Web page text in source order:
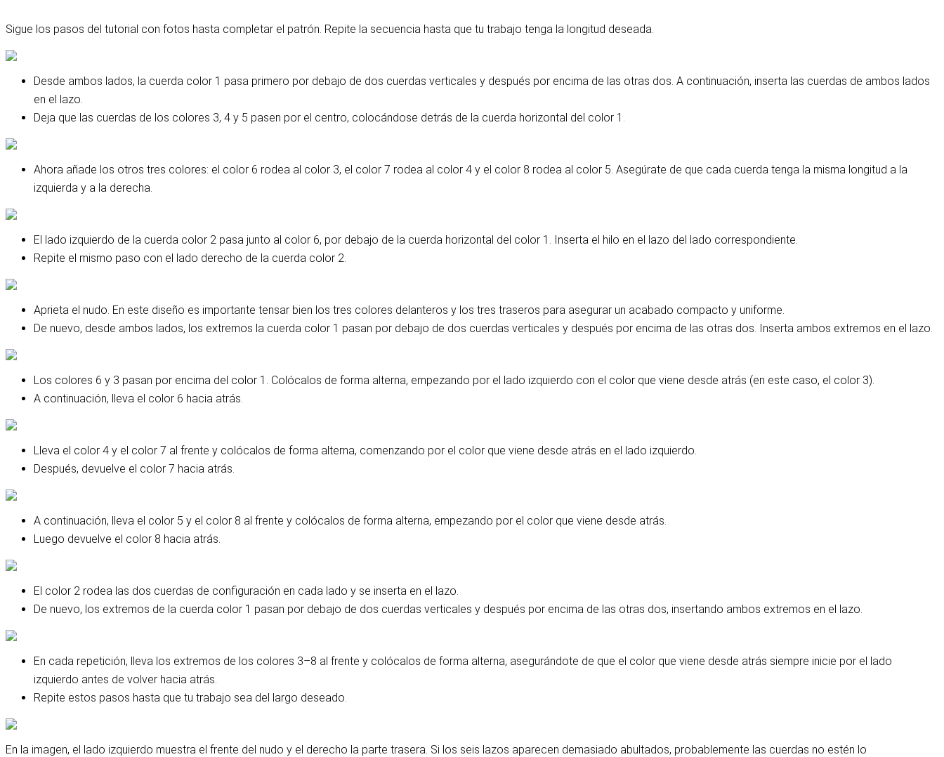
Sigue los pasos del tutorial con fotos hasta completar el patrón. Repite la secuencia hasta que tu trabajo tenga la longitud deseada.
Desde ambos lados, la cuerda color 1 pasa primero por debajo de dos cuerdas verticales y después por encima de las otras dos. A continuación, inserta las cuerdas de ambos lados
en el lazo.
Deja que las cuerdas de los colores 3, 4 y 5 pasen por el centro, colocándose detrás de la cuerda horizontal del color 1.
Ahora añade los otros tres colores: el color 6 rodea al color 3, el color 7 rodea al color 4 y el color 8 rodea al color 5. Asegúrate de que cada cuerda tenga la misma longitud a la
izquierda y a la derecha.
El lado izquierdo de la cuerda color 2 pasa junto al color 6, por debajo de la cuerda horizontal del color 1. Inserta el hilo en el lazo del lado correspondiente.
Repite el mismo paso con el lado derecho de la cuerda color 2.
Aprieta el nudo. En este diseño es importante tensar bien los tres colores delanteros y los tres traseros para asegurar un acabado compacto y uniforme.
De nuevo, desde ambos lados, los extremos la cuerda color 1 pasan por debajo de dos cuerdas verticales y después por encima de las otras dos. Inserta ambos extremos en el lazo.
Los colores 6 y 3 pasan por encima del color 1. Colócalos de forma alterna, empezando por el lado izquierdo con el color que viene desde atrás (en este caso, el color 3).
A continuación, lleva el color 6 hacia atrás.
Lleva el color 4 y el color 7 al frente y colócalos de forma alterna, comenzando por el color que viene desde atrás en el lado izquierdo.
Después, devuelve el color 7 hacia atrás.
A continuación, lleva el color 5 y el color 8 al frente y colócalos de forma alterna, empezando por el color que viene desde atrás.
Luego devuelve el color 8 hacia atrás.
El color 2 rodea las dos cuerdas de configuración en cada lado y se inserta en el lazo.
De nuevo, los extremos de la cuerda color 1 pasan por debajo de dos cuerdas verticales y después por encima de las otras dos, insertando ambos extremos en el lazo.
En cada repetición, lleva los extremos de los colores 3–8 al frente y colócalos de forma alterna, asegurándote de que el color que viene desde atrás siempre inicie por el lado
izquierdo antes de volver hacia atrás.
Repite estos pasos hasta que tu trabajo sea del largo deseado.
En la imagen, el lado izquierdo muestra el frente del nudo y el derecho la parte trasera. Si los seis lazos aparecen demasiado abultados, probablemente las cuerdas no estén lo